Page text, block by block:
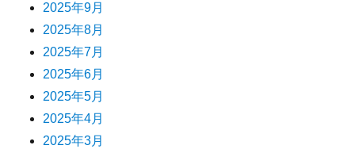
2025年9月
2025年8月
2025年7月
2025年6月
2025年5月
2025年4月
2025年3月